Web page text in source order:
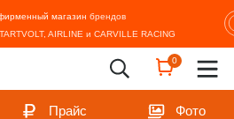
магазин брендов
AIRLINE и CARVILLE RACING
0
Прайс Фото